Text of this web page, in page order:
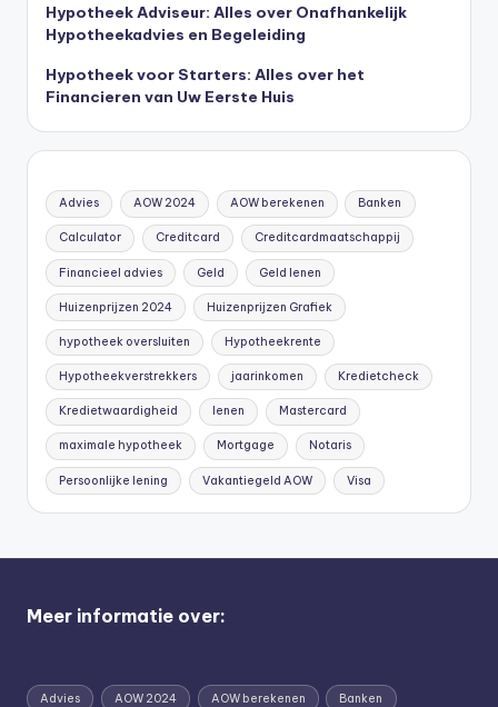
Hypotheek Adviseur: Alles over Onafhankelijk
Hypotheekadvies en Begeleiding
Hypotheek voor Starters: Alles over het
Financieren van Uw Eerste Huis
Advies AOW 2024 AOW berekenen Banken
Calculator Creditcard Creditcardmaatschappij
Financieel advies Geld Geld lenen
Huizenprijzen 2024 Huizenprijzen Grafiek
hypotheek oversluiten Hypotheekrente
Hypotheekverstrekkers jaarinkomen Kredietcheck
Kredietwaardigheid lenen Mastercard
maximale hypotheek Mortgage Notaris
Persoonlijke lening Vakantiegeld AOW Visa
Meer informatie over:
Advies AOW 2024 AOW berekenen Banken